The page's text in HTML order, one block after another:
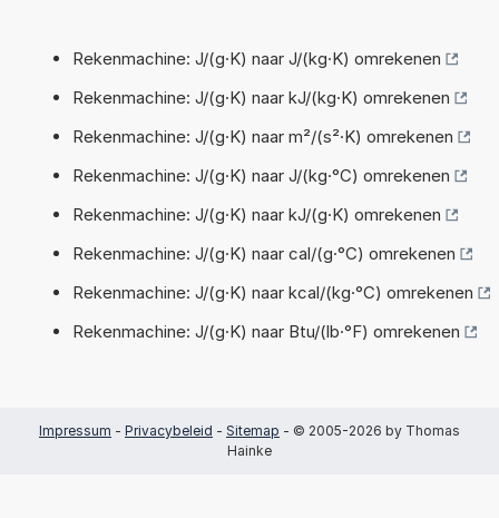
Rekenmachine: J/(g·K) naar J/(kg·K) omrekenen
Rekenmachine: J/(g·K) naar kJ/(kg·K) omrekenen
Rekenmachine: J/(g·K) naar m²/(s²·K) omrekenen
Rekenmachine: J/(g·K) naar J/(kg·°C) omrekenen
Rekenmachine: J/(g·K) naar kJ/(g·K) omrekenen
Rekenmachine: J/(g·K) naar cal/(g·°C) omrekenen
Rekenmachine: J/(g·K) naar kcal/(kg·°C) omrekenen
Rekenmachine: J/(g·K) naar Btu/(lb·°F) omrekenen
Impressum - Privacybeleid - Sitemap - © 2005-2026 by Thomas
Hainke